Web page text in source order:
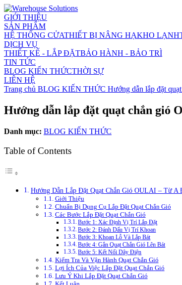
GIỚI THIỆU
SẢN PHẨM
HỆ THỐNG CỬATHIẾT BỊ NÂNG HẠKHO LẠNH
DỊCH VỤ
THIẾT KẾ - LẮP ĐẶTBẢO HÀNH - BẢO TRÌ
TIN TỨC
BLOG KIẾN THỨCTHỜI SỰ
LIÊN HỆ
Trang chủ BLOG KIẾN THỨC Hướng dẫn lắp đặt
Hướng dẫn lắp đặt quạt chắn gió
Danh mục: BLOG KIẾN THỨC
Table of Contents
Hướng Dẫn Lắp Đặt Quạt Chắn Gió OULAI – Từ A
Giới Thiệu
Chuẩn Bị Dụng Cụ Lắp Đặt Quạt Chắn Gió
Các Bước Lắp Đặt Quạt Chắn Gió
Bước 1: Xác Định Vị Trí Lắp Đặt
Bước 2: Đánh Dấu Vị Trí Khoan
Bước 3: Khoan Lỗ Và Lắp Bát
Bước 4: Gắn Quạt Chắn Gió Lên Bát
Bước 5: Kết Nối Dây Điện
Kiểm Tra Và Vận Hành Quạt Chắn Gió
Lợi Ích Của Việc Lắp Đặt Quạt Chắn Gió
Lưu Ý Khi Lắp Đặt Quạt Chắn Gió